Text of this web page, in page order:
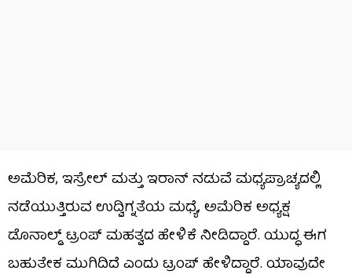
ಅಮೆರಿಕ, ಇಸ್ರೇಲ್ ಮತ್ತು ಇರಾನ್ ನಡುವೆ ಮಧ್ಯಪ್ರಾಚ್ಯದಲ್ಲಿ
ನಡೆಯುತ್ತಿರುವ ಉದ್ವಿಗ್ನತೆಯ ಮಧ್ಯೆ, ಅಮೆರಿಕ ಅಧ್ಯಕ್ಷ
ಡೊನಾಲ್ಡ್ ಟ್ರಂಪ್ ಮಹತ್ವದ ಹೇಳಿಕೆ ನೀಡಿದ್ದಾರೆ. ಯುದ್ಧ ಈಗ
ಬಹುತೇಕ ಮುಗಿದಿದೆ ಎಂದು ಟ್ರಂಪ್ ಹೇಳಿದ್ದಾರೆ. ಯಾವುದೇ